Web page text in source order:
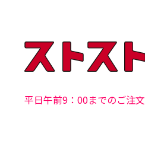
平日午前9：00までのご注